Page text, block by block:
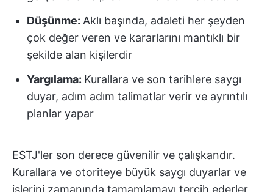
Düşünme: Aklı başında, adaleti her şeyden
çok değer veren ve kararlarını mantıklı bir
şekilde alan kişilerdir
Yargılama: Kurallara ve son tarihlere saygı
duyar, adım adım talimatlar verir ve ayrıntılı
planlar yapar
ESTJ'ler son derece güvenilir ve çalışkandır.
Kurallara ve otoriteye büyük saygı duyarlar ve
işlerini zamanında tamamlamayı tercih ederler.